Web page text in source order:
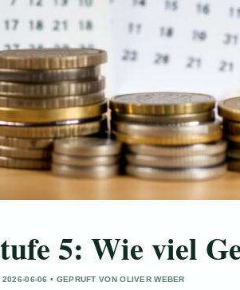
5: Wie viel
06-06 • GEPRUFT VON OLIVER WEBER